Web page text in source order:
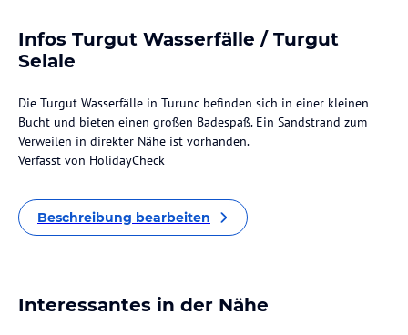
Infos Turgut Wasserfälle / Turgut
Selale
Die Turgut Wasserfälle in Turunc befinden sich in einer kleinen
Bucht und bieten einen großen Badespaß. Ein Sandstrand zum
Verweilen in direkter Nähe ist vorhanden.
Verfasst von HolidayCheck
Beschreibung bearbeiten
Interessantes in der Nähe